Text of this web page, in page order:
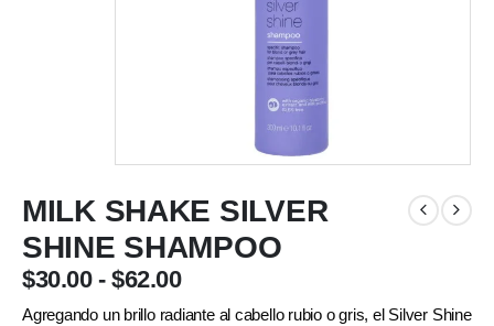
MILK SHAKE SILVER
SHINE SHAMPOO
$30.00 - $62.00
Agregando un brillo radiante al cabello rubio o gris, el Silver Shine